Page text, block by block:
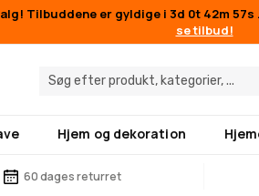
Tilbuddene er gyldige i 3d 0t 42m 56s
se tilbud!
Hjem og dekoration
60 dages returret